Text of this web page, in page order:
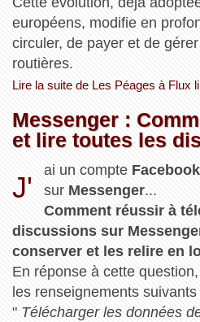
européens, modifie en
circuler, de payer et de
routières.
Lire la suite de Les Péages à Flux
Messenger :
et lire toutes les
J'
ai un compte
sur Messenger...
Comment réussir à
discussions sur
conserver et les relire en
En réponse à cette
les renseignements suivants
" Télécharger les données